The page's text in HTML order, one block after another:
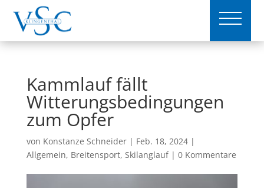
Kammlauf fällt
Witterungsbedingungen
zum Opfer
von Konstanze Schneider| Feb. 18, 2024|
Allgemein, Breitensport, Skilanglauf| 0 Kommentare